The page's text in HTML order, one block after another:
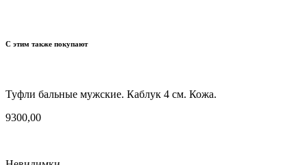
С этим также покупают
Туфли бальные мужские. Каблук 4 см. Кожа.
9300,00